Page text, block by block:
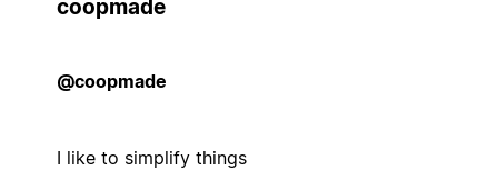
coopmade
@coopmade
I like to simplify things